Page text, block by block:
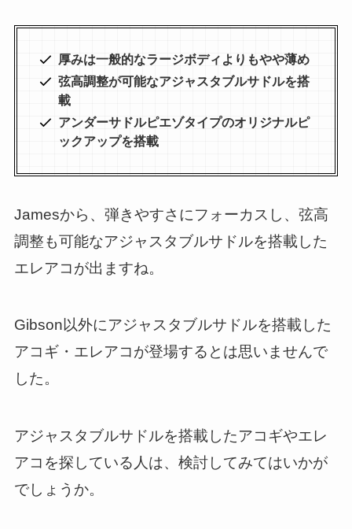
厚みは一般的なラージボディよりもやや薄め
弦高調整が可能なアジャスタブルサドルを搭
載
アンダーサドルピエゾタイプのオリジナルピ
ックアップを搭載
Jamesから、弾きやすさにフォーカスし、弦高
調整も可能なアジャスタブルサドルを搭載した
エレアコが出ますね。
Gibson以外にアジャスタブルサドルを搭載した
アコギ・エレアコが登場するとは思いませんで
した。
アジャスタブルサドルを搭載したアコギやエレ
アコを探している人は、検討してみてはいかが
でしょうか。